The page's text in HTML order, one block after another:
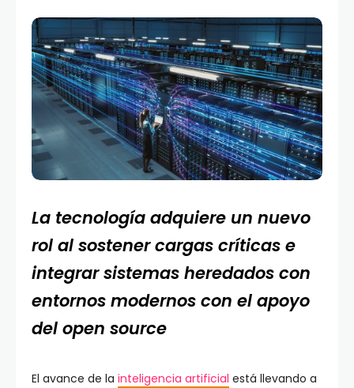
La tecnología adquiere un nuevo
rol al sostener cargas críticas e
integrar sistemas heredados con
entornos modernos con el apoyo
del open source
El avance de la inteligencia artificial está llevando a